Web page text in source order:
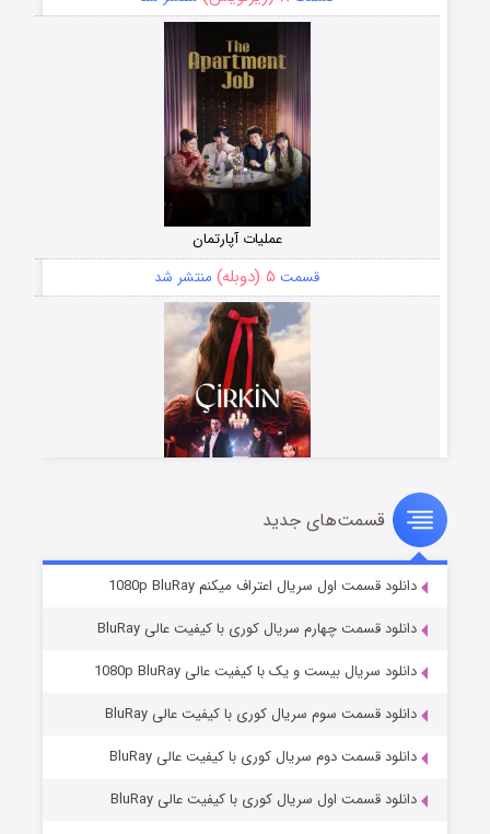
عملیات آپارتمان
قسمت ۵ (دوبله) منتشر شد
سریال زشت
قسمت۲ (زیرنویس) منتشر شد
مردگان متحرک: شهر مرده ۳
قسمت‌های جدید
دانلود قسمت اول سریال اعتراف میکنم 1080p BluRay
دانلود قسمت چهارم سریال کوری با کیفیت عالی BluRay
دانلود سریال بیست و یک با کیفیت عالی 1080p BluRay
دانلود قسمت سوم سریال کوری با کیفیت عالی BluRay
دانلود قسمت دوم سریال کوری با کیفیت عالی BluRay
دانلود قسمت اول سریال کوری با کیفیت عالی BluRay